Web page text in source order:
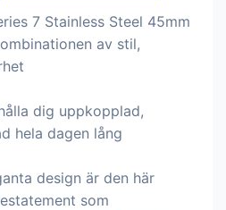
7 Stainless Steel 45mm
av stil,
dig uppkopplad,
hela dagen lång
design är den här
som